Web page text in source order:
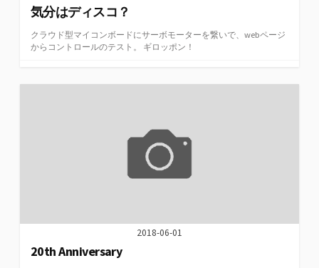
気分はディスコ？
クラウド型マイコンボードにサーボモーターを繋いで、webページ
からコントロールのテスト。 ギロッポン！
2018-06-01
20th Anniversary